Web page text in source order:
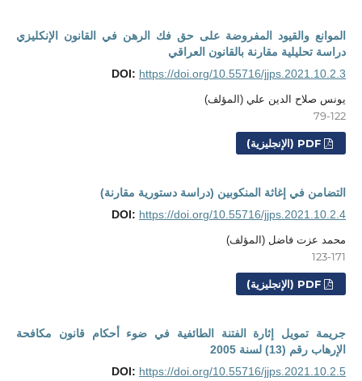
الموانع والقيود المفروضة على حق فك الرهن في القانون الإنكليزي
دراسة تحليلية مقارنة بالقانون العراقي
DOI: https://doi.org/10.55716/jjps.2021.10.2.3
يونس صلاح الدين علي (المؤلف)
79-122
PDF (الإنجليزية)
التضامن في إغاثة المنكوبين (دراسة دستورية مقارنة)
DOI: https://doi.org/10.55716/jjps.2021.10.2.4
محمد عزت فاضل (المؤلف)
123-171
PDF (الإنجليزية)
جريمة تمويل إثارة الفتنة الطائفية في ضوء أحكام قانون مكافحة
الإرهاب رقم (13) لسنة 2005
DOI: https://doi.org/10.55716/jjps.2021.10.2.5